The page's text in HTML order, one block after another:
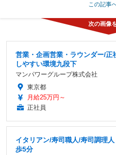
この記事
営業・企画営業・ラウンダー/正
しやすい環境九段下
マンパワーグループ株式会社
東京都
月給25万円～
正社員
イタリアン/寿司職人/寿司調理
歩5分